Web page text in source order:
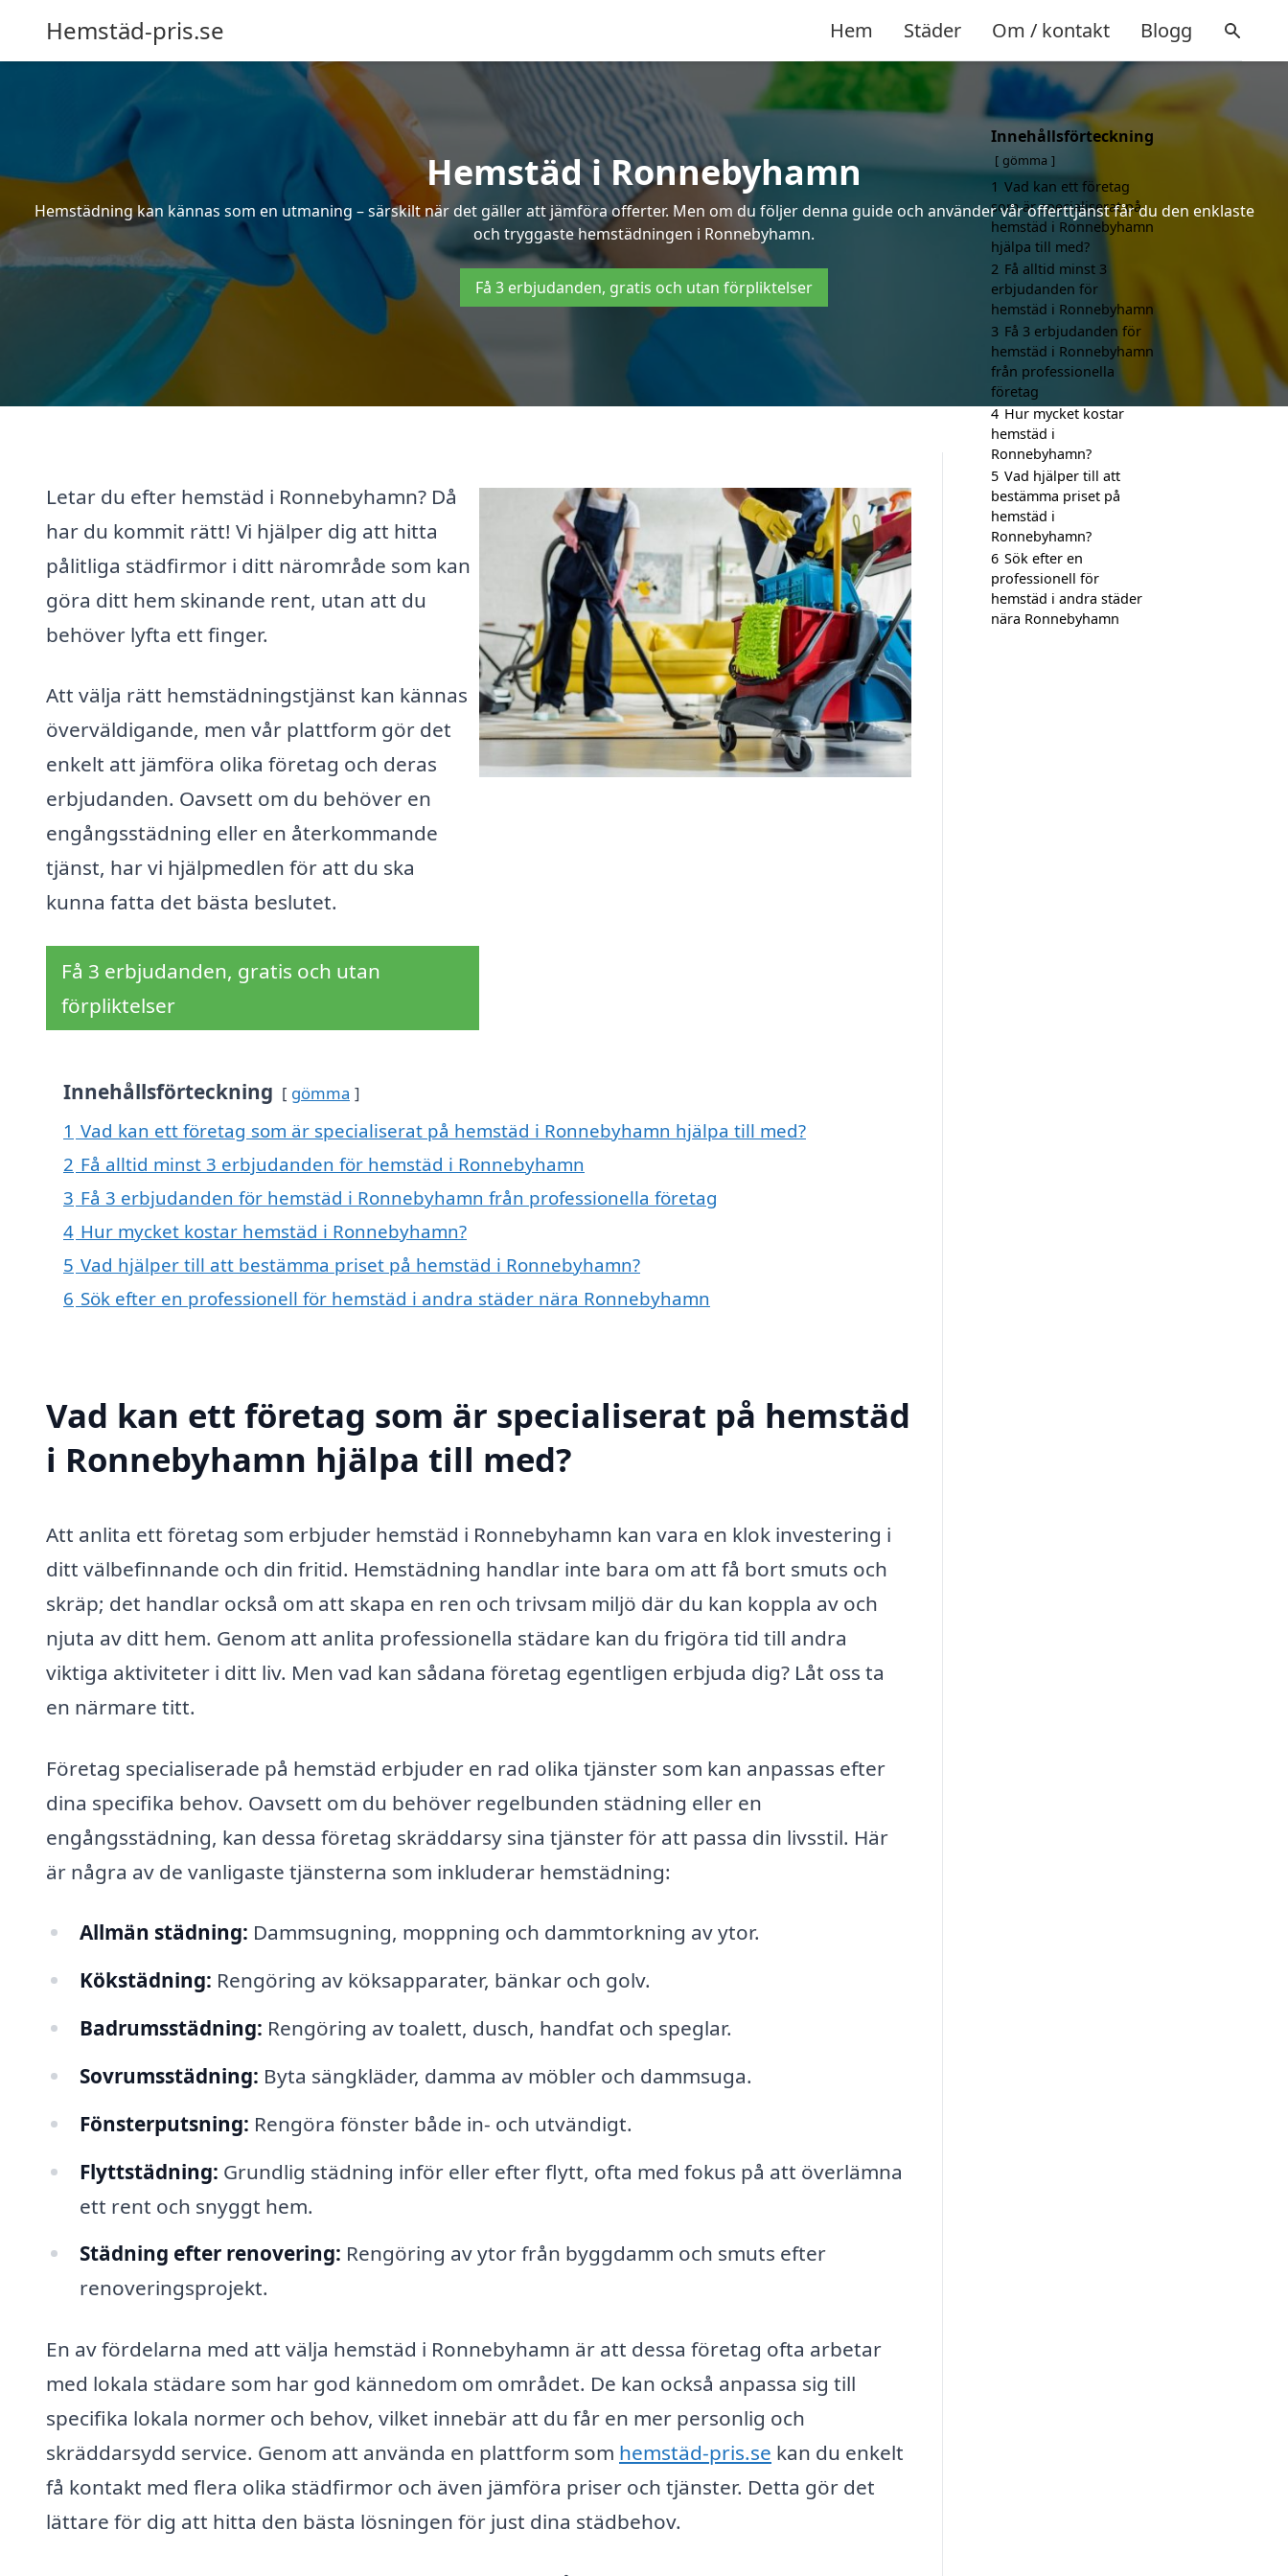
Hemstäd-pris.se Hem Städer Om / kontakt Blogg
Hemstäd i Ronnebyhamn
Hemstädning kan kännas som en utmaning – särskilt när det gäller att jämföra offerter. Men om du följer denna guide och använder vår offerttjänst får du den enklaste
och tryggaste hemstädningen i Ronnebyhamn.
Få 3 erbjudanden, gratis och utan förpliktelser
Letar du efter hemstäd i Ronnebyhamn? Då
har du kommit rätt! Vi hjälper dig att hitta
pålitliga städfirmor i ditt närområde som kan
göra ditt hem skinande rent, utan att du
behöver lyfta ett finger.
Att välja rätt hemstädningstjänst kan kännas
överväldigande, men vår plattform gör det
enkelt att jämföra olika företag och deras
erbjudanden. Oavsett om du behöver en
engångsstädning eller en återkommande
tjänst, har vi hjälpmedlen för att du ska
kunna fatta det bästa beslutet.
Få 3 erbjudanden, gratis och utan
förpliktelser
Innehållsförteckning gömma
1 Vad kan ett företag som är specialiserat på hemstäd i Ronnebyhamn hjälpa till med?
2 Få alltid minst 3 erbjudanden för hemstäd i Ronnebyhamn
3 Få 3 erbjudanden för hemstäd i Ronnebyhamn från professionella företag
4 Hur mycket kostar hemstäd i Ronnebyhamn?
5 Vad hjälper till att bestämma priset på hemstäd i Ronnebyhamn?
6 Sök efter en professionell för hemstäd i andra städer nära Ronnebyhamn
Vad kan ett företag som är specialiserat på hemstäd
i Ronnebyhamn hjälpa till med?
Att anlita ett företag som erbjuder hemstäd i Ronnebyhamn kan vara en klok investering i
ditt välbefinnande och din fritid. Hemstädning handlar inte bara om att få bort smuts och
skräp; det handlar också om att skapa en ren och trivsam miljö där du kan koppla av och
njuta av ditt hem. Genom att anlita professionella städare kan du frigöra tid till andra
viktiga aktiviteter i ditt liv. Men vad kan sådana företag egentligen erbjuda dig? Låt oss ta
en närmare titt.
Företag specialiserade på hemstäd erbjuder en rad olika tjänster som kan anpassas efter
dina specifika behov. Oavsett om du behöver regelbunden städning eller en
engångsstädning, kan dessa företag skräddarsy sina tjänster för att passa din livsstil. Här
är några av de vanligaste tjänsterna som inkluderar hemstädning:
Allmän städning: Dammsugning, moppning och dammtorkning av ytor.
Kökstädning: Rengöring av köksapparater, bänkar och golv.
Badrumsstädning: Rengöring av toalett, dusch, handfat och speglar.
Sovrumsstädning: Byta sängkläder, damma av möbler och dammsuga.
Fönsterputsning: Rengöra fönster både in- och utvändigt.
Flyttstädning: Grundlig städning inför eller efter flytt, ofta med fokus på att överlämna
ett rent och snyggt hem.
Städning efter renovering: Rengöring av ytor från byggdamm och smuts efter
renoveringsprojekt.
En av fördelarna med att välja hemstäd i Ronnebyhamn är att dessa företag ofta arbetar
med lokala städare som har god kännedom om området. De kan också anpassa sig till
specifika lokala normer och behov, vilket innebär att du får en mer personlig och
skräddarsydd service. Genom att använda en plattform som hemstäd-pris.se kan du enkelt
få kontakt med flera olika städfirmor och även jämföra priser och tjänster. Detta gör det
lättare för dig att hitta den bästa lösningen för just dina städbehov.
Innehållsförteckning
gömma
1 Vad kan ett företag
som är specialiserat på
hemstäd i Ronnebyhamn
hjälpa till med?
2 Få alltid minst 3
erbjudanden för
hemstäd i Ronnebyhamn
3 Få 3 erbjudanden för
hemstäd i Ronnebyhamn
från professionella
företag
4 Hur mycket kostar
hemstäd i
Ronnebyhamn?
5 Vad hjälper till att
bestämma priset på
hemstäd i
Ronnebyhamn?
6 Sök efter en
professionell för
hemstäd i andra städer
nära Ronnebyhamn